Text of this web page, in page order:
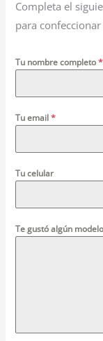
Completa el
para
Tu nombre completo*
Tu email*
Tu celular
Te gustó algún